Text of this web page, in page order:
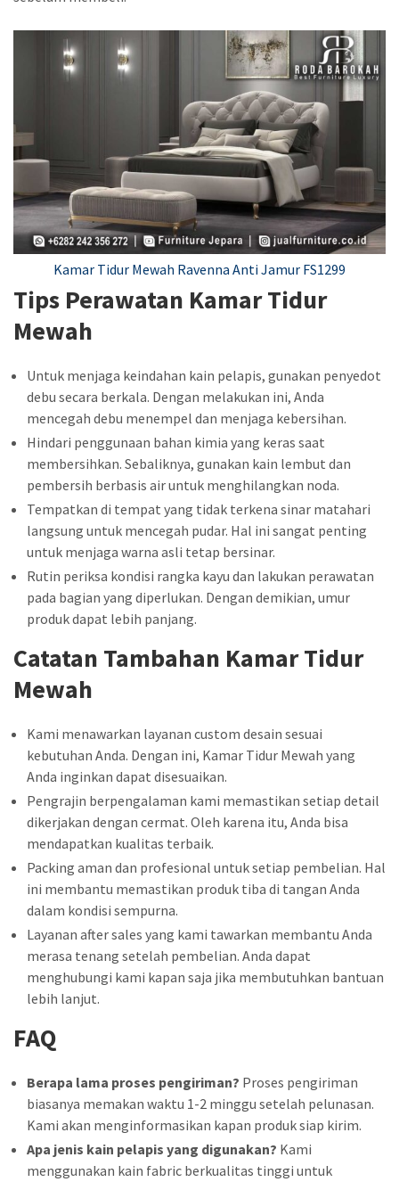
Kamar Tidur Mewah Ravenna Anti Jamur FS1299
Tips Perawatan Kamar Tidur
Mewah
Untuk menjaga keindahan kain pelapis, gunakan penyedot
debu secara berkala. Dengan melakukan ini, Anda
mencegah debu menempel dan menjaga kebersihan.
Hindari penggunaan bahan kimia yang keras saat
membersihkan. Sebaliknya, gunakan kain lembut dan
pembersih berbasis air untuk menghilangkan noda.
Tempatkan di tempat yang tidak terkena sinar matahari
langsung untuk mencegah pudar. Hal ini sangat penting
untuk menjaga warna asli tetap bersinar.
Rutin periksa kondisi rangka kayu dan lakukan perawatan
pada bagian yang diperlukan. Dengan demikian, umur
produk dapat lebih panjang.
Catatan Tambahan Kamar Tidur
Mewah
Kami menawarkan layanan custom desain sesuai
kebutuhan Anda. Dengan ini, Kamar Tidur Mewah yang
Anda inginkan dapat disesuaikan.
Pengrajin berpengalaman kami memastikan setiap detail
dikerjakan dengan cermat. Oleh karena itu, Anda bisa
mendapatkan kualitas terbaik.
Packing aman dan profesional untuk setiap pembelian. Hal
ini membantu memastikan produk tiba di tangan Anda
dalam kondisi sempurna.
Layanan after sales yang kami tawarkan membantu Anda
merasa tenang setelah pembelian. Anda dapat
menghubungi kami kapan saja jika membutuhkan bantuan
lebih lanjut.
FAQ
Berapa lama proses pengiriman? Proses pengiriman
biasanya memakan waktu 1-2 minggu setelah pelunasan.
Kami akan menginformasikan kapan produk siap kirim.
Apa jenis kain pelapis yang digunakan? Kami
menggunakan kain fabric berkualitas tinggi untuk